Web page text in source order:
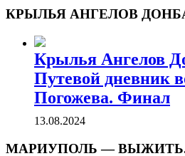
КРЫЛЬЯ АНГЕЛОВ
Крылья Ангелов
Путевой дневник
Погожева. Финал
13.08.2024
МАРИУПОЛЬ —